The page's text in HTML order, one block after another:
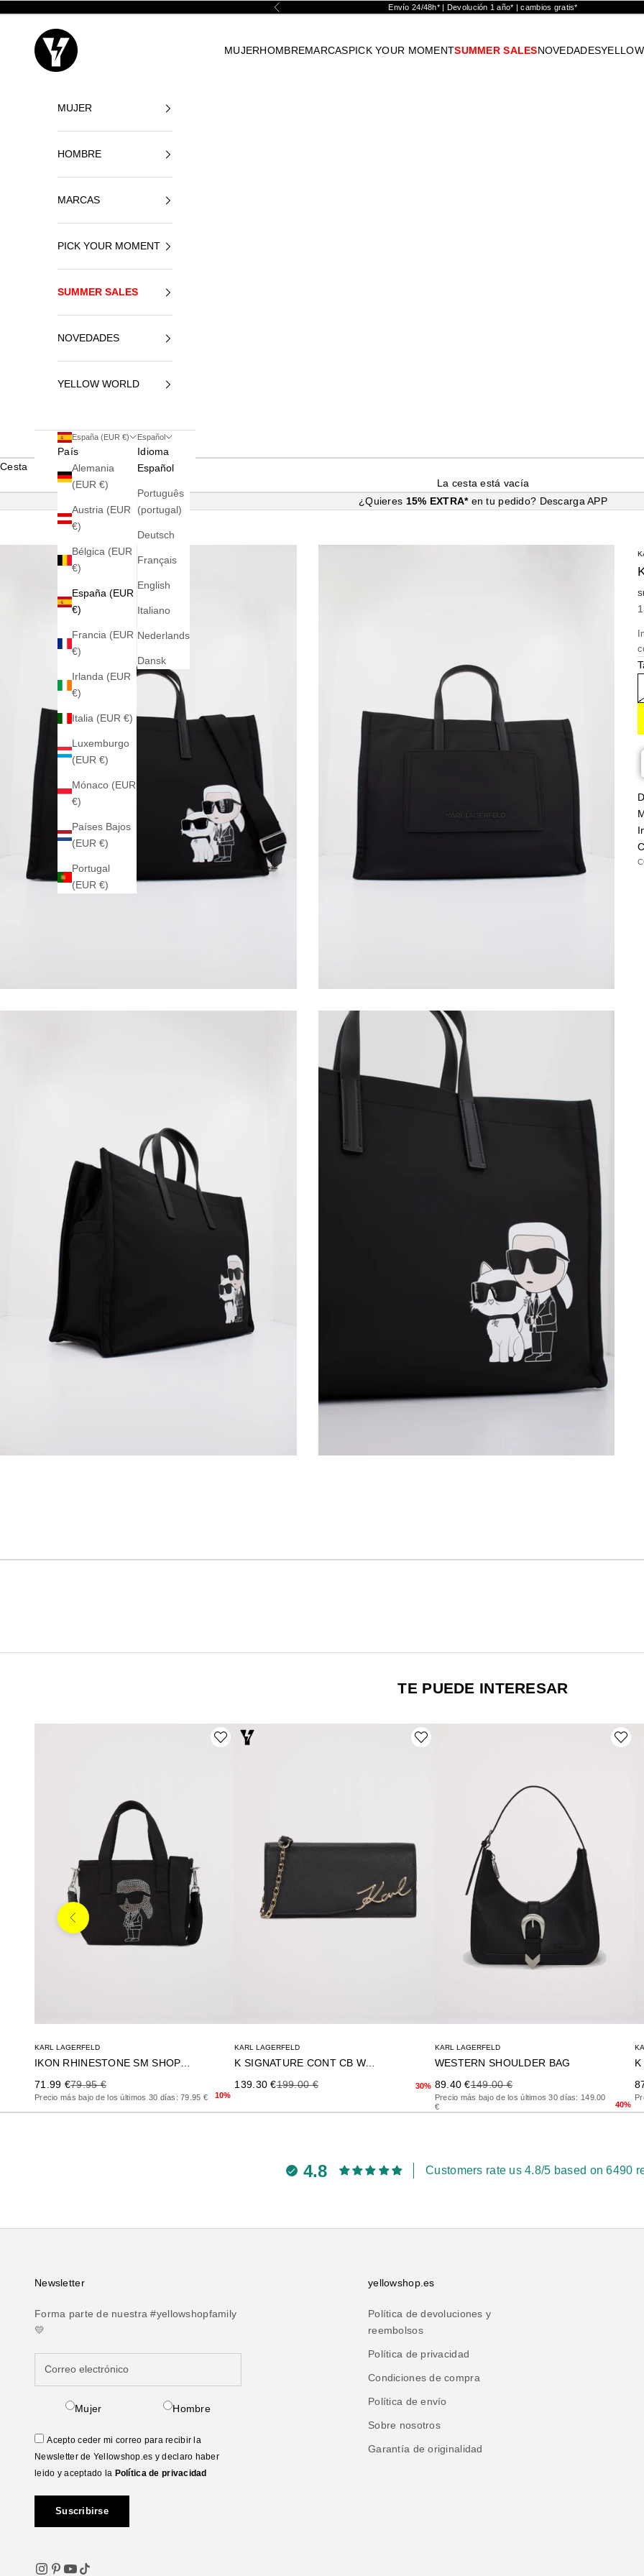
Anterior Envío 24/48h* | Devolución 1 año* | cambios gratis*
Yellowshop
MUJERHOMBREMARCASPICK YOUR MOMENTSUMMER SALESNOVEDADES
MUJER
HOMBRE
MARCAS
PICK YOUR MOMENT
SUMMER SALES
NOVEDADES
YELLOW WORLD
España (EUR €)
País
Alemania
(EUR €)
Austria (EUR
€)
Bélgica (EUR
€)
España (EUR
€)
Francia (EUR
€)
Irlanda (EUR
€)
Italia (EUR €)
Luxemburgo
(EUR €)
Mónaco (EUR
€)
Países Bajos
(EUR €)
Portugal
(EUR €)
Español
Idioma
Español
Português
(portugal)
Deutsch
Français
English
Italiano
Nederlands
Dansk
Cesta
La cesta está vacía
¿Quieres 15% EXTRA* en tu pedido? Descarga APP
TE PUEDE INTERESAR
KARL LAGERFELD
Precio de oferta
71.99 €Precio anterior
79.95 €
Precio más bajo de los últimos 30 días: 79.95 € 10%
KARL LAGERFELD
K SIGNATURE CONT CB WALLET
Precio de oferta
139.30 €Precio anterior
199.00 € 30%
KARL LAGERFELD
WESTERN SHOULDER BAG
Precio de oferta
89.40 €Precio anterior
149.00 €
Precio más bajo de los últimos 30 días: 149.00
€
40%
Anterior
4.8 Customers rate us 4.8/5 based on 6490
Newsletter
Forma parte de nuestra #yellowshopfamily
💛
Mujer Hombre
Acepto ceder mi correo para recibir la
Newsletter de Yellowshop.es y declaro haber
leido y aceptado la Política de privacidad
Suscribirse
yellowshop.es
Política de devoluciones y
reembolsos
Política de privacidad
Condiciones de compra
Política de envío
Sobre nosotros
Garantía de originalidad